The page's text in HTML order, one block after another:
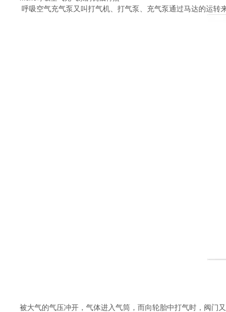
呼吸空气充气泵又叫打气机、打气泵、充气泵通过马达的运转
被大气的气压冲开，气体进入气筒，而向轮胎中打气时，阀门